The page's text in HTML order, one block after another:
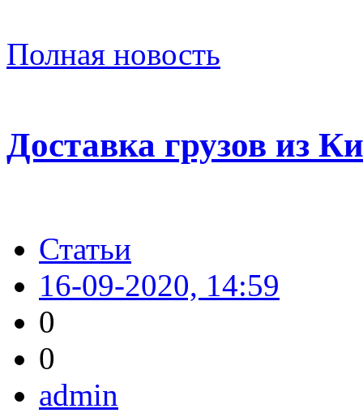
Полная новость
Доставка грузов из
Статьи
16-09-2020, 14:59
0
0
admin